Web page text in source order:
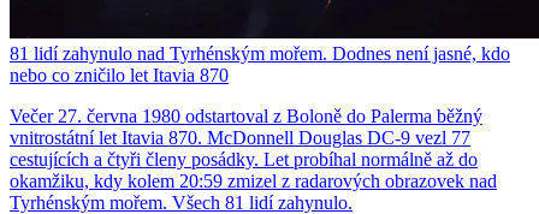
81 lidí zahynulo nad Tyrhénským mořem. Dodnes není jasné, kdo
nebo co zničilo let Itavia 870
Večer 27. června 1980 odstartoval z Boloně do Palerma běžný
vnitrostátní let Itavia 870. McDonnell Douglas DC-9 vezl 77
cestujících a čtyři členy posádky. Let probíhal normálně až do
okamžiku, kdy kolem 20:59 zmizel z radarových obrazovek nad
Tyrhénským mořem. Všech 81 lidí zahynulo.